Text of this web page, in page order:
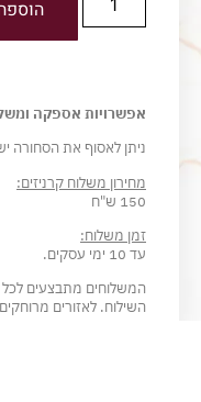
אפשרויות אספקה
ניתן לאסוף את הסחורה
מחירון משלוח קרניזים:
150 ש"ח
זמן משלוח:
עד 10 ימי עסקים.
המשלוחים מתבצעים לכל
השילוח. לאזורים